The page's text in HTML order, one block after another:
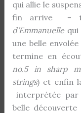
qui allie le
fin arrive –
d'Emmanuellequi
une belle
termine en
no.5 in sharp
strings) et enfin
interprétée par
belle